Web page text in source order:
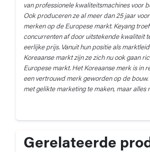
van professionele kwaliteitsmachines voor
Ook produceren ze al meer dan 25 jaar
merken op de Europese markt. Keyang
concurrenten af door uitstekende kwaliteit
eerlijke prijs. Vanuit hun positie als
Koreaanse markt zijn ze zich nu ook gaan
Europese markt. Het Koreaanse merk is in
een vertrouwd merk geworden op de bouw.
met gelikte marketing te maken, maar alles
Gerelateerde